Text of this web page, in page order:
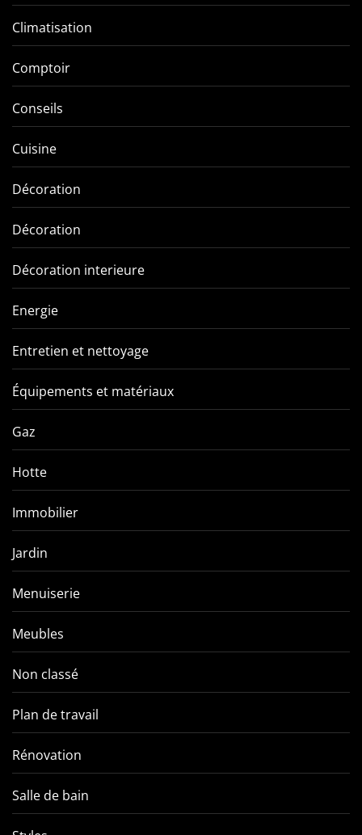
Climatisation
Comptoir
Conseils
Cuisine
Décoration
Décoration
Décoration interieure
Energie
Entretien et nettoyage
Équipements et matériaux
Gaz
Hotte
Immobilier
Jardin
Menuiserie
Meubles
Non classé
Plan de travail
Rénovation
Salle de bain